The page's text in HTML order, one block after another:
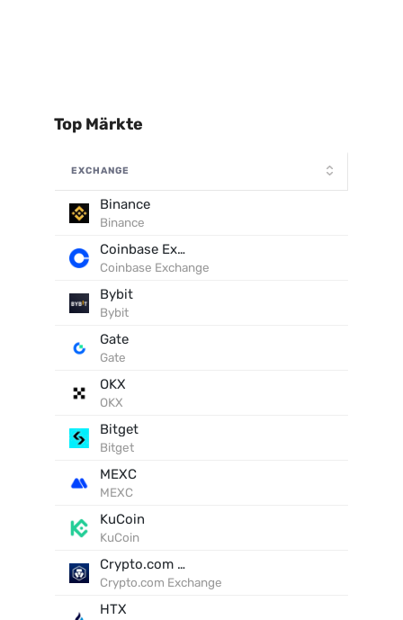
Top Märkte
EXCHANGE
Binance
Binance
Coinbase Exchange
Coinbase Exchange
Bybit
Bybit
Gate
Gate
OKX
OKX
Bitget
Bitget
MEXC
MEXC
KuCoin
KuCoin
Crypto.com Exchange
Crypto.com Exchange
HTX